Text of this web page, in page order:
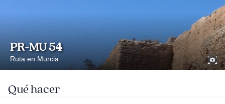
PR-MU 54
Ruta en Murcia
Qué hacer